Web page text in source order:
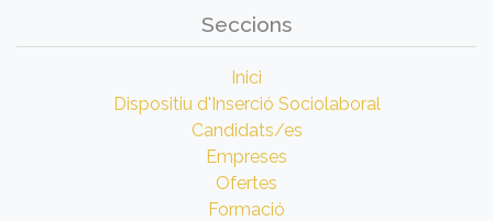
Seccions
Inici
Dispositiu d'Inserció Sociolaboral
Candidats/es
Empreses
Ofertes
Formació